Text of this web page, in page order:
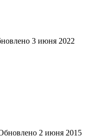
3 июня 2022
2 июня 2015